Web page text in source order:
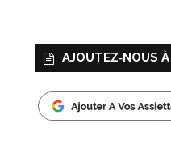
AJOUTEZ‑NOUS